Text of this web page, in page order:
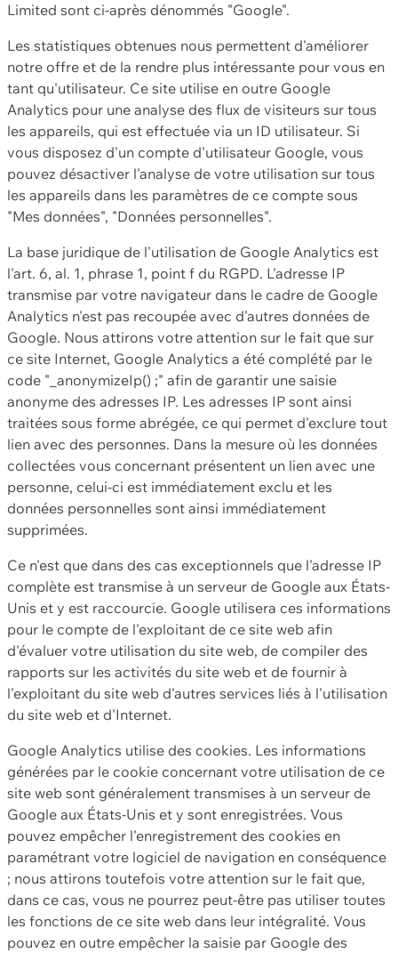
Limited sont ci-après dénommés "Google".
Les statistiques obtenues nous permettent d'améliorer
notre offre et de la rendre plus intéressante pour vous en
tant qu'utilisateur. Ce site utilise en outre Google
Analytics pour une analyse des flux de visiteurs sur tous
les appareils, qui est effectuée via un ID utilisateur. Si
vous disposez d'un compte d'utilisateur Google, vous
pouvez désactiver l'analyse de votre utilisation sur tous
les appareils dans les paramètres de ce compte sous
"Mes données", "Données personnelles".
La base juridique de l'utilisation de Google Analytics est
l'art. 6, al. 1, phrase 1, point f du RGPD. L'adresse IP
transmise par votre navigateur dans le cadre de Google
Analytics n'est pas recoupée avec d'autres données de
Google. Nous attirons votre attention sur le fait que sur
ce site Internet, Google Analytics a été complété par le
code "_anonymizeIp() ;" afin de garantir une saisie
anonyme des adresses IP. Les adresses IP sont ainsi
traitées sous forme abrégée, ce qui permet d'exclure tout
lien avec des personnes. Dans la mesure où les données
collectées vous concernant présentent un lien avec une
personne, celui-ci est immédiatement exclu et les
données personnelles sont ainsi immédiatement
supprimées.
Ce n'est que dans des cas exceptionnels que l'adresse IP
complète est transmise à un serveur de Google aux États-
Unis et y est raccourcie. Google utilisera ces informations
pour le compte de l'exploitant de ce site web afin
d'évaluer votre utilisation du site web, de compiler des
rapports sur les activités du site web et de fournir à
l'exploitant du site web d'autres services liés à l'utilisation
du site web et d'Internet.
Google Analytics utilise des cookies. Les informations
générées par le cookie concernant votre utilisation de ce
site web sont généralement transmises à un serveur de
Google aux États-Unis et y sont enregistrées. Vous
pouvez empêcher l'enregistrement des cookies en
paramétrant votre logiciel de navigation en conséquence
; nous attirons toutefois votre attention sur le fait que,
dans ce cas, vous ne pourrez peut-être pas utiliser toutes
les fonctions de ce site web dans leur intégralité. Vous
pouvez en outre empêcher la saisie par Google des